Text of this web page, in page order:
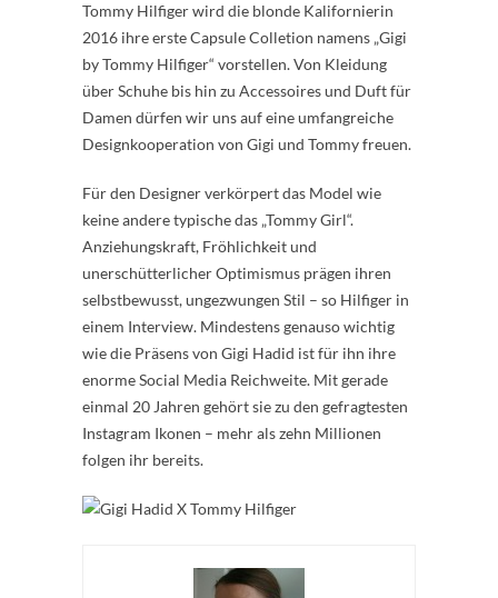
Tommy Hilfiger wird die blonde Kalifornierin
2016 ihre erste Capsule Colletion namens „Gigi
by Tommy Hilfiger“ vorstellen. Von Kleidung
über Schuhe bis hin zu Accessoires und Duft für
Damen dürfen wir uns auf eine umfangreiche
Designkooperation von Gigi und Tommy freuen.
Für den Designer verkörpert das Model wie
keine andere typische das „Tommy Girl“.
Anziehungskraft, Fröhlichkeit und
unerschütterlicher Optimismus prägen ihren
selbstbewusst, ungezwungen Stil – so Hilfiger in
einem Interview. Mindestens genauso wichtig
wie die Präsens von Gigi Hadid ist für ihn ihre
enorme Social Media Reichweite. Mit gerade
einmal 20 Jahren gehört sie zu den gefragtesten
Instagram Ikonen – mehr als zehn Millionen
folgen ihr bereits.